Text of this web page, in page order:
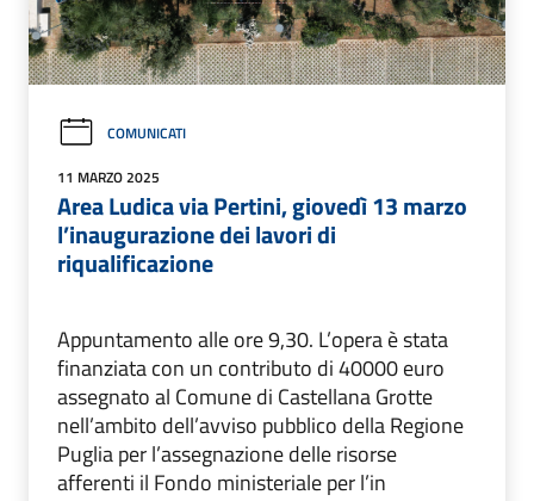
COMUNICATI
11 MARZO 2025
Area Ludica via Pertini, giovedì 13 marzo
l’inaugurazione dei lavori di
riqualificazione
Appuntamento alle ore 9,30. L’opera è stata
finanziata con un contributo di 40000 euro
assegnato al Comune di Castellana Grotte
nell’ambito dell’avviso pubblico della Regione
Puglia per l’assegnazione delle risorse
afferenti il Fondo ministeriale per l’in